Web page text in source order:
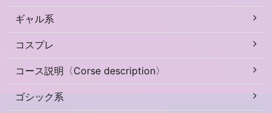
ギャル系
コスプレ
コース説明〈Corse description〉
ゴシック系